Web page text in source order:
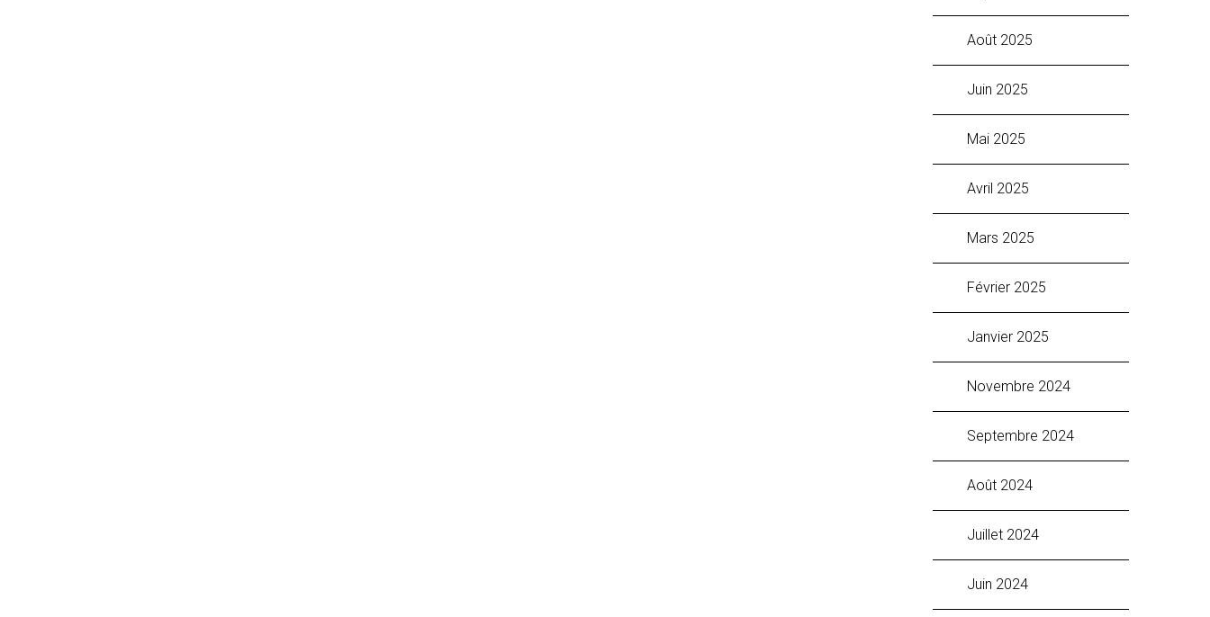
août 2025
juin 2025
mai 2025
avril 2025
mars 2025
février 2025
janvier 2025
novembre 2024
septembre 2024
août 2024
juillet 2024
juin 2024